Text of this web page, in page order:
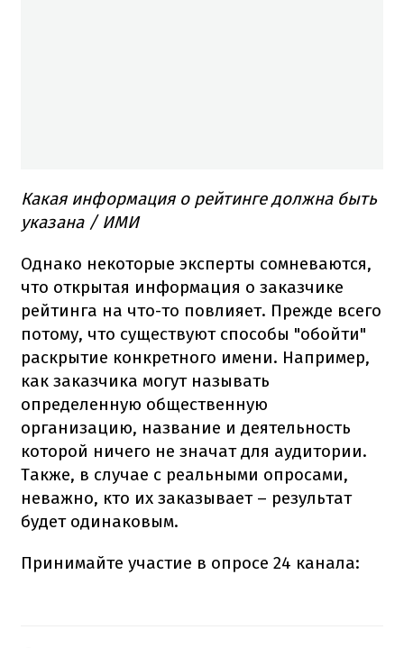
Какая информация о рейтинге должна быть
указана / ИМИ
Однако некоторые эксперты сомневаются,
что открытая информация о заказчике
рейтинга на что-то повлияет. Прежде всего
потому, что существуют способы "обойти"
раскрытие конкретного имени. Например,
как заказчика могут называть
определенную общественную
организацию, название и деятельность
которой ничего не значат для аудитории.
Также, в случае с реальными опросами,
неважно, кто их заказывает – результат
будет одинаковым.
Принимайте участие в опросе 24 канала: